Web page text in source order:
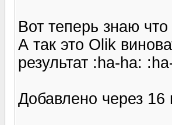
Вот теперь знаю что
А так это Olik
результат :ha-ha:
Добавлено через 16